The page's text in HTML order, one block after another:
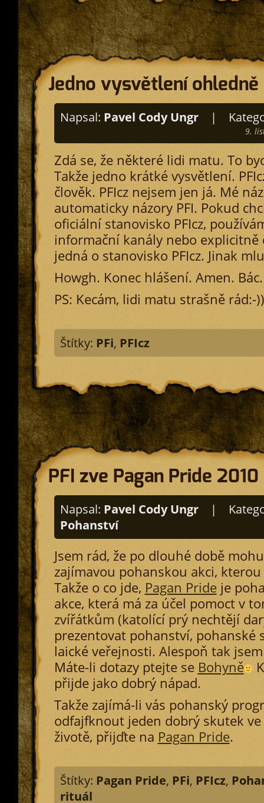
Jedno vysvětlení ohledně
Napsal: Pavel Cody Ungr |
9.
Zdá se, že některé lidi matu. To
Takže jedno krátké vysvětlení.
člověk. PFIcz nejsem jen já. Mé
automaticky názory PFI. Pokud
oficiální stanovisko PFIcz,
informační kanály nebo explicitně
jedná o stanovisko PFIcz. Jinak
Howgh. Konec hlášení. Amen. Bác.
PS: Kecám, lidi matu strašně rád:-))
Štítky: PFi, PFIcz
PFI zve Pagan Pride 2010
Napsal: Pavel Cody Ungr |
Pohanství
Jsem rád, že po dlouhé době
zajímavou pohanskou akci, kterou
Takže o co jde, Pagan Prideje
akce, která má za účel pomoct v
zvířátkům (katolící prý nechtějí
prezentovat pohanství, pohanské
laické veřejnosti. Alespoň tak
Máte-li dotazy ptejte se Bohyně
přijde jako dobrý nápad.
Takže zajímá-li vás pohanský
odfajfknout jeden dobrý skutek
životě, přijďte na Pagan Pride.
Štítky: Pagan Pride, PFi, PFIcz,
rituál